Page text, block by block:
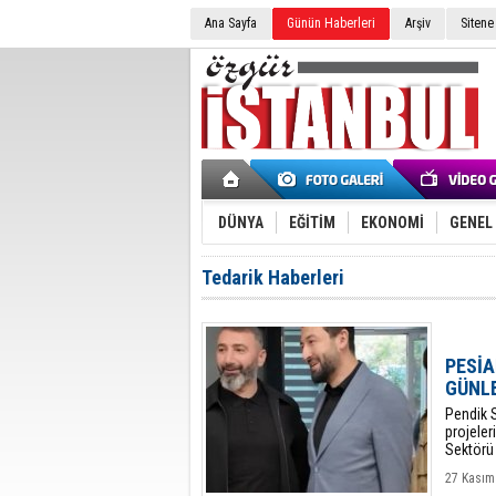
Ana Sayfa Günün Haberleri Arşiv
DÜNYA EĞİTİM EKONOMİ GENEL
Tedarik Haberleri
Pendik
Sektörü
27